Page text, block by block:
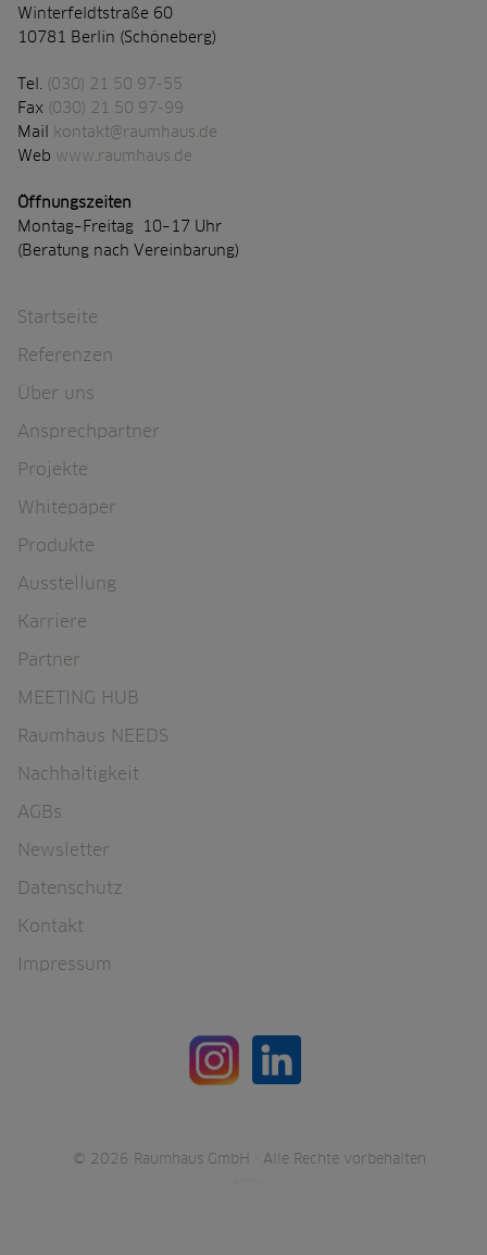
Winterfeldtstraße 60
10781 Berlin (Schöneberg)
Tel.
(030) 21 50 97-55
Fax
(030) 21 50 97-99
Mail
kontakt@raumhaus.de
Web www.raumhaus.de
Öffnungszeiten
Montag–Freitag 10–17 Uhr
(Beratung nach Vereinbarung)
Startseite
Referenzen
Über uns
Ansprechpartner
Projekte
Whitepaper
Produkte
Ausstellung
Karriere
Partner
MEETING HUB
Raumhaus NEEDS
Nachhaltigkeit
AGBs
Newsletter
Datenschutz
Kontakt
Impressum
© 2026 Raumhaus GmbH · Alle Rechte vorbehalten